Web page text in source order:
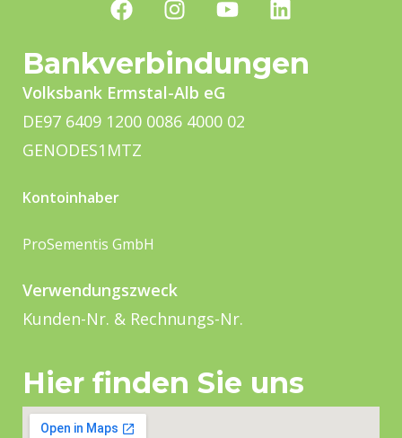
Bankverbindungen
Volksbank Ermstal-Alb eG
DE97 6409 1200 0086 4000 02
GENODES1MTZ
Kontoinhaber
ProSementis GmbH
Verwendungszweck
Kunden-Nr. & Rechnungs-Nr.
Hier finden Sie uns